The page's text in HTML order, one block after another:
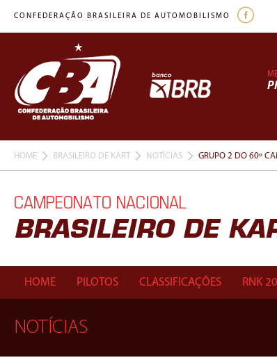
CONFEDERAÇÃO BRASILEIRA DE AUTOMOBILISMO
HOME BRASILEIRO DE KART NOTÍCIAS GRUPO 2 DO 60º
CAMPEONATO NACIONAL
BRASILEIRO DE
HOME PILOTOS CLASSIFICAÇÕES RNK
NOTÍCIAS